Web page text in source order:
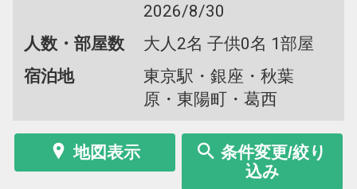
2026/8/30
人数・部屋数
大人2名 子供0名 1部屋
宿泊地
東京駅・銀座・秋葉
原・東陽町・葛西
地図表示
条件変更/絞り
込み